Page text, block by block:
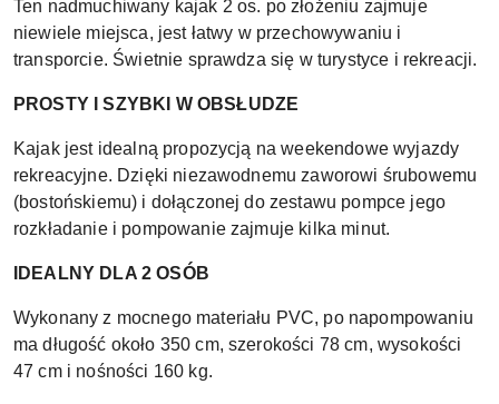
Ten nadmuchiwany kajak 2 os. po złożeniu zajmuje
niewiele miejsca, jest łatwy w przechowywaniu i
transporcie. Świetnie sprawdza się w turystyce i rekreacji.
PROSTY I SZYBKI W OBSŁUDZE
Kajak jest idealną propozycją na weekendowe wyjazdy
rekreacyjne. Dzięki niezawodnemu zaworowi śrubowemu
(bostońskiemu) i dołączonej do zestawu pompce jego
rozkładanie i pompowanie zajmuje kilka minut.
IDEALNY DLA 2 OSÓB
Wykonany z mocnego materiału PVC, po napompowaniu
ma długość około 350 cm, szerokości 78 cm, wysokości
47 cm i nośności 160 kg.